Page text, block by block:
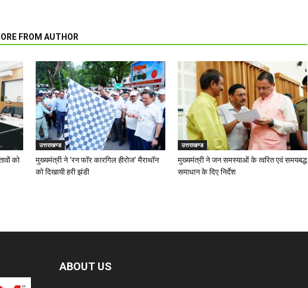
FROM AUTHOR
को
उत्तराखण्ड
मुख्यमंत्री ने ‘रन फॉर कारगिल हीरोज’ मैराथॉन
को दिखायी हरी झंडी
उत्तराखण्ड
मुख्यमंत्री ने जन समस्याओं के त्वरित एवं समयबद्ध
समाधान के दिए निर्देश
ABOUT US